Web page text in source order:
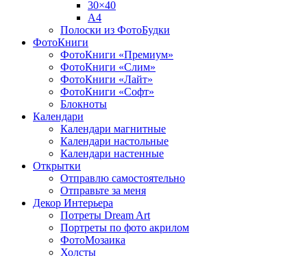
30×40
A4
Полоски из ФотоБудки
ФотоКниги
ФотоКниги «Премиум»
ФотоКниги «Слим»
ФотоКниги «Лайт»
ФотоКниги «Софт»
Блокноты
Календари
Календари магнитные
Календари настольные
Календари настенные
Открытки
Отправлю самостоятельно
Отправьте за меня
Декор Интерьера
Потреты Dream Art
Портреты по фото акрилом
ФотоМозаика
Холсты